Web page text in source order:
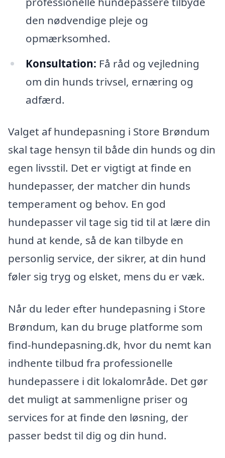
den nødvendige pleje og
opmærksomhed.
Konsultation: Få råd og vejledning
om din hunds trivsel, ernæring og
adfærd.
Valget af hundepasning i Store Brøndum
skal tage hensyn til både din hunds og din
egen livsstil. Det er vigtigt at finde en
hundepasser, der matcher din hunds
temperament og behov. En god
hundepasser vil tage sig tid til at lære din
hund at kende, så de kan tilbyde en
personlig service, der sikrer, at din hund
føler sig tryg og elsket, mens du er væk.
Når du leder efter hundepasning i Store
Brøndum, kan du bruge platforme som
find-hundepasning.dk, hvor du nemt kan
indhente tilbud fra professionelle
hundepassere i dit lokalområde. Det gør
det muligt at sammenligne priser og
services for at finde den løsning, der
passer bedst til dig og din hund.